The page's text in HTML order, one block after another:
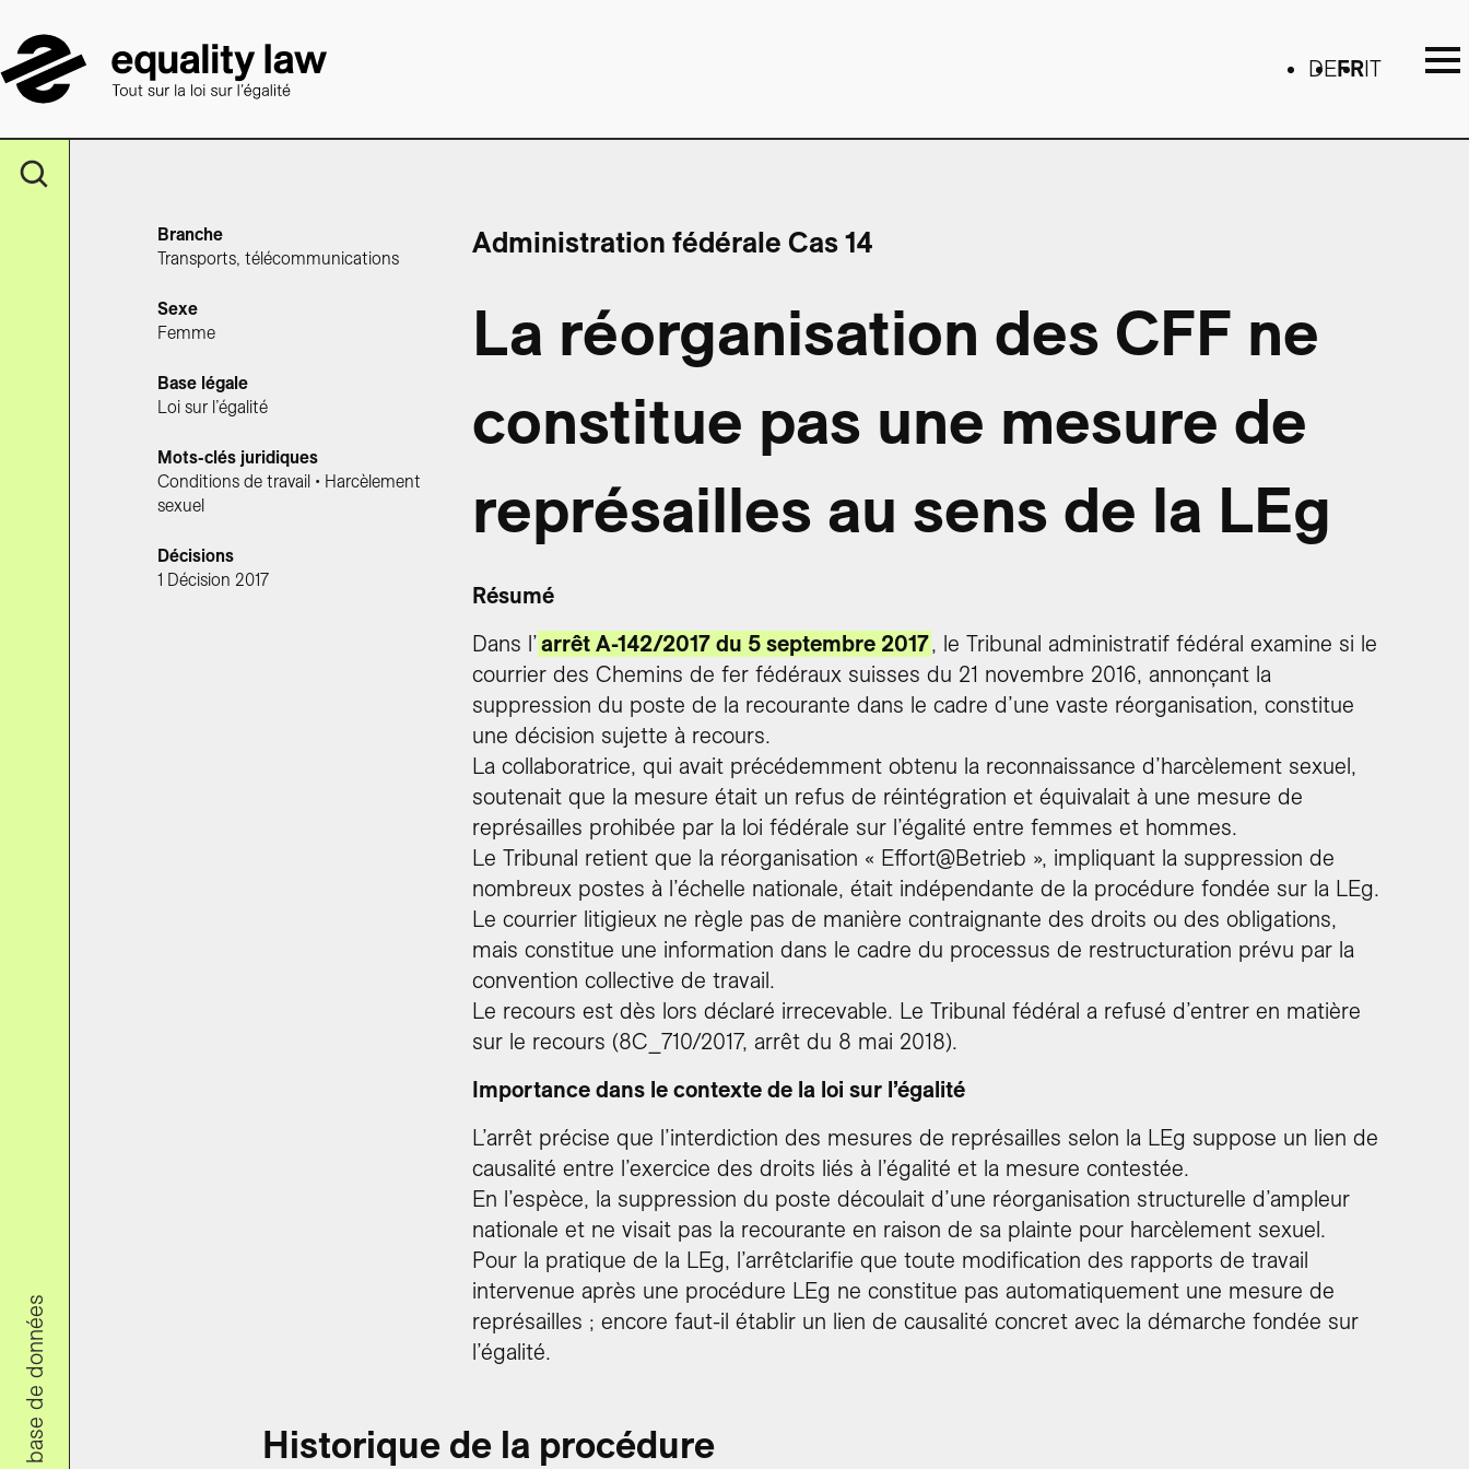
DEFR IT
Branche
Transports, télécommunications
Sexe
Femme
Base légale
Loi sur l’égalité
Mots-clés juridiques
Conditions de travail • Harcèlement
sexuel
Décisions
1 Décision 2017
Administration fédérale Cas 14
La réorganisation des CFF ne
constitue pas une mesure de
représailles au sens de la LEg
Résumé
Dans l’arrêt A-142/2017 du 5 septembre 2017, le Tribunal administratif fédéral examine si le
courrier des Chemins de fer fédéraux suisses du 21 novembre 2016, annonçant la
suppression du poste de la recourante dans le cadre d’une vaste réorganisation, constitue
une décision sujette à recours.
La collaboratrice, qui avait précédemment obtenu la reconnaissance d’harcèlement sexuel,
soutenait que la mesure était un refus de réintégration et équivalait à une mesure de
représailles prohibée par la loi fédérale sur l’égalité entre femmes et hommes.
Le Tribunal retient que la réorganisation « Effort@Betrieb », impliquant la suppression de
nombreux postes à l’échelle nationale, était indépendante de la procédure fondée sur la LEg.
Le courrier litigieux ne règle pas de manière contraignante des droits ou des obligations,
mais constitue une information dans le cadre du processus de restructuration prévu par la
convention collective de travail.
Le recours est dès lors déclaré irrecevable. Le Tribunal fédéral a refusé d’entrer en matière
sur le recours (8C_710/2017, arrêt du 8 mai 2018).
Importance dans le contexte de la loi sur l’égalité
L’arrêt précise que l’interdiction des mesures de représailles selon la LEg suppose un lien de
causalité entre l’exercice des droits liés à l’égalité et la mesure contestée.
En l’espèce, la suppression du poste découlait d’une réorganisation structurelle d’ampleur
nationale et ne visait pas la recourante en raison de sa plainte pour harcèlement sexuel.
Pour la pratique de la LEg, l’arrêtclarifie que toute modification des rapports de travail
intervenue après une procédure LEg ne constitue pas automatiquement une mesure de
représailles ; encore faut-il établir un lien de causalité concret avec la démarche fondée sur
l’égalité.
Historique de la procédure